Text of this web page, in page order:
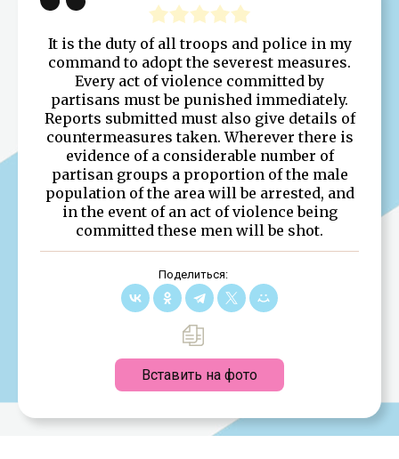
It is the duty of all troops and police in my
command to adopt the severest measures.
Every act of violence committed by
partisans must be punished immediately.
Reports submitted must also give details of
countermeasures taken. Wherever there is
evidence of a considerable number of
partisan groups a proportion of the male
population of the area will be arrested, and
in the event of an act of violence being
committed these men will be shot.
Поделиться:
Вставить на фото